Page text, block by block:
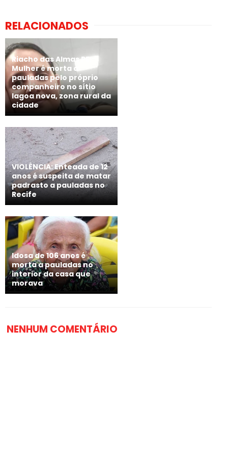
RELACIONADOS
Riacho das Almas PE:
Mulher é morta a
pauladas pelo próprio
companheiro no sítio
lagoa nova, zona rural da
cidade
VIOLÊNCIA: Enteada de 12
anos é suspeita de matar
padrasto a pauladas no
Recife
Idosa de 106 anos é
morta a pauladas no
interior da casa que
morava
NENHUM COMENTÁRIO